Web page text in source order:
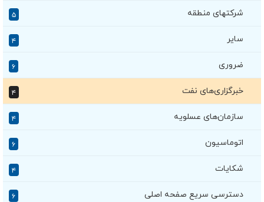
شرکتهای منطقه ۵
سایر ۴
ضروری ۶
خبرگزاری‌های نفت ۴
سازمان‌های عسلویه ۴
اتوماسیون ۶
شکایات ۴
دسترسی سریع صفحه اصلی ۶